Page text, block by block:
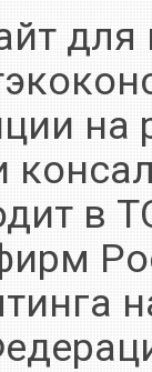
на
в